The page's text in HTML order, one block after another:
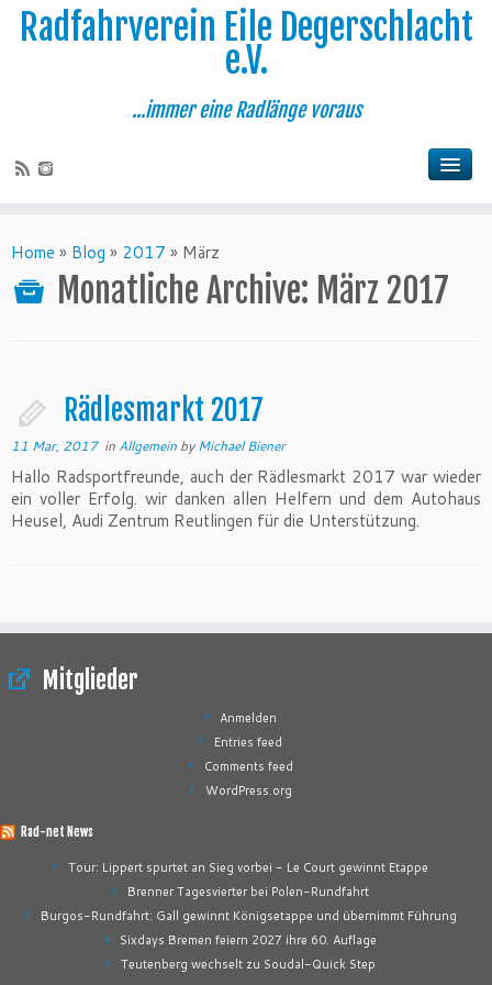
Radfahrverein Eile Degerschlacht
e.V.
...immer eine Radlänge voraus
Home » Blog » 2017 » März
Monatliche Archive: März 2017
Rädlesmarkt 2017
11 Mar, 2017in Allgemein byMichael Biener
Hallo Radsportfreunde, auch der Rädlesmarkt 2017 war wieder
ein voller Erfolg. wir danken allen Helfern und dem Autohaus
Heusel, Audi Zentrum Reutlingen für die Unterstützung.
Mitglieder
Anmelden
Entries feed
Comments feed
WordPress.org
Rad-net News
Tour: Lippert spurtet an Sieg vorbei - Le Court gewinnt Etappe
Brenner Tagesvierter bei Polen-Rundfahrt
Burgos-Rundfahrt: Gall gewinnt Königsetappe und übernimmt Führung
Sixdays Bremen feiern 2027 ihre 60. Auflage
Teutenberg wechselt zu Soudal-Quick Step